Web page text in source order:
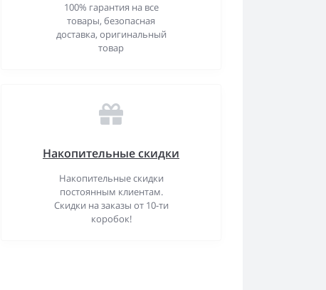
100% гарантия на все
товары, безопасная
доставка, оригинальный
товар
Накопительные скидки
Накопительные скидки
постоянным клиентам.
Скидки на заказы от 10-ти
коробок!